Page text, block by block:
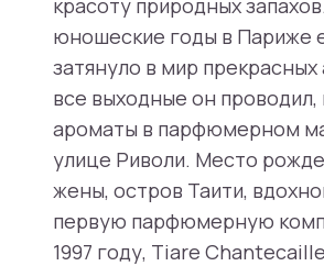
юношеские годы в Париже
затянуло в мир
все выходные он проводил,
ароматы в парфюмерном
улице Риволи. Место
жены, остров Таити,
первую парфюмерную
1997 году, Tiare